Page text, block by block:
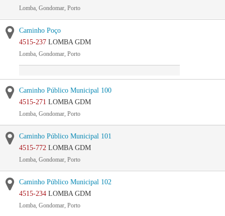
Lomba, Gondomar, Porto
Caminho Poço
4515-237 LOMBA GDM
Lomba, Gondomar, Porto
Caminho Público Municipal 100
4515-271 LOMBA GDM
Lomba, Gondomar, Porto
Caminho Público Municipal 101
4515-772 LOMBA GDM
Lomba, Gondomar, Porto
Caminho Público Municipal 102
4515-234 LOMBA GDM
Lomba, Gondomar, Porto